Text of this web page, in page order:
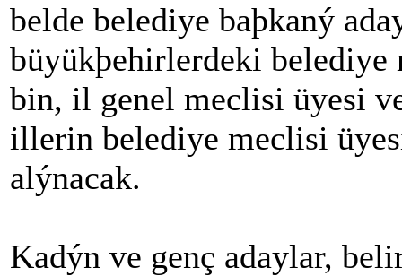
belde belediye baþkaný
büyükþehirlerdeki belediye
bin, il genel meclisi üyesi
illerin belediye meclisi
alýnacak.
Kadýn ve genç adaylar,